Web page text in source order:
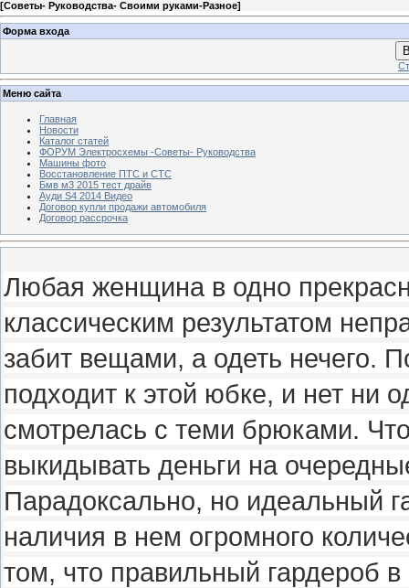
[Советы- Руководства- Своими руками-Разное]
Форма входа
Меню сайта
Главная
Новости
Каталог статей
ФОРУМ Электросхемы -Советы- Руководства
Машины фото
Восстановление ПТС и СТС
Бмв м3 2015 тест драйв
Ауди S4 2014 Видео
Договор купли продажи автомобиля
Договор рассрочка
Любая женщина в одно
классическим результатом
забит вещами, а одеть нечего.
подходит к этой юбке, и нет ни
смотрелась с теми брюками.
выкидывать деньги на
Парадоксально, но идеальный
наличия в нем огромного
том, что правильный гардероб